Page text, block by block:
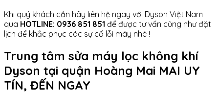
Khi quý khách cần hãy liên hệ ngay với Dyson Việt Nam
qua HOTLINE: 0936 851 851 để được tư vấn cũng như đặt
lịch để khắc phục các sự cố lỗi máy nhé !
Trung tâm sửa máy lọc không khí
Dyson tại quận Hoàng Mai MAI UY
TÍN, ĐẾN NGAY